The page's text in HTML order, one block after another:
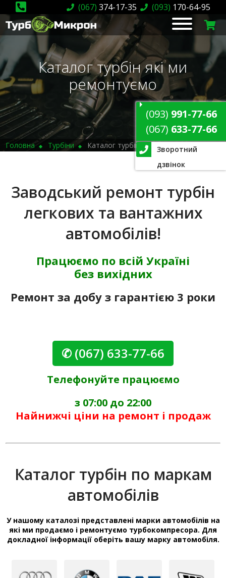
(067) 374-17-35 (093) 170-64-95
(093) 991-77-66
(067) 633-77-66
Зворотний
дзвінок
Каталог турбін які ми
ремонтуємо
Головна Турбіни Каталог турбін
Заводський ремонт турбін
легкових та вантажних
автомобілів!
Працюємо по всій Україні
без вихідних
Ремонт за добу з гарантією 3 роки
✆ (067) 633-77-66
Телефонуйте працюємо
з 07:00 до 22:00
Найнижчі ціни на ремонт і продаж
Каталог турбін по маркам
автомобілів
У нашому каталозі представлені марки автомобілів на
які ми продаємо і ремонтуємо турбокомпресора. Для
докладної інформації оберіть вашу марку автомобіля.